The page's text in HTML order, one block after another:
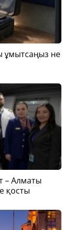
ұмытсаңыз не
– Алматы
қосты